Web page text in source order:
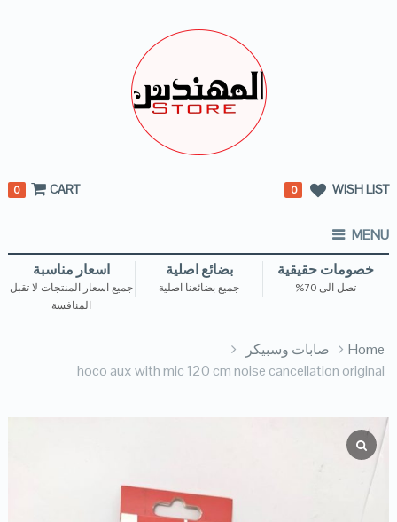
WISH LIST
0
CART
0
MENU
خصومات حقيقية
تصل الى 70%
بضائع اصلية
جميع بضائعنا اصلية
اسعار مناسبة
جميع اسعار المنتجات لا تقبل
المنافسة
Home
صابات وسبيكر
hoco aux with mic 120 cm noise cancellation original